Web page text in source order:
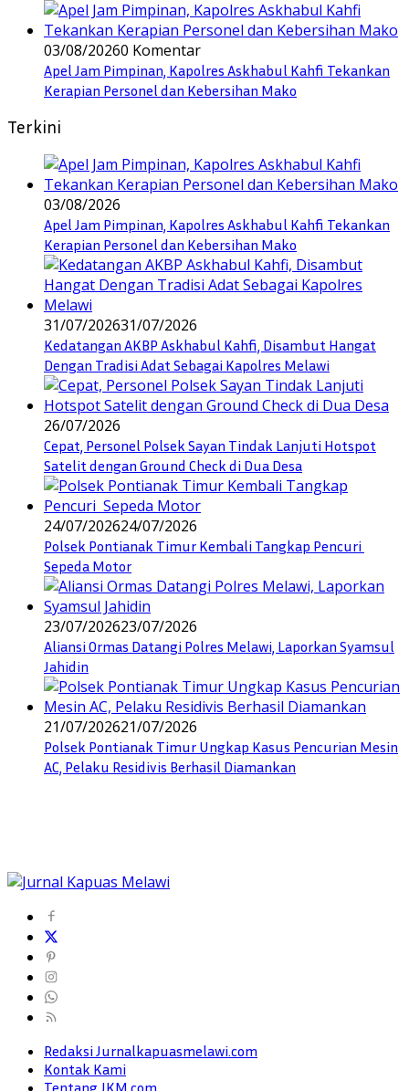
03/08/20260 Komentar
Apel Jam Pimpinan, Kapolres Askhabul Kahfi Tekankan
Kerapian Personel dan Kebersihan Mako
Terkini
03/08/2026
Apel Jam Pimpinan, Kapolres Askhabul Kahfi Tekankan
Kerapian Personel dan Kebersihan Mako
31/07/202631/07/2026
Kedatangan AKBP Askhabul Kahfi, Disambut Hangat
Dengan Tradisi Adat Sebagai Kapolres Melawi
26/07/2026
Cepat, Personel Polsek Sayan Tindak Lanjuti Hotspot
Satelit dengan Ground Check di Dua Desa
24/07/202624/07/2026
Polsek Pontianak Timur Kembali Tangkap Pencuri
Sepeda Motor
23/07/202623/07/2026
Aliansi Ormas Datangi Polres Melawi, Laporkan Syamsul
Jahidin
21/07/202621/07/2026
Polsek Pontianak Timur Ungkap Kasus Pencurian Mesin
AC, Pelaku Residivis Berhasil Diamankan
Redaksi Jurnalkapuasmelawi.com
Kontak Kami
Tentang JKM.com